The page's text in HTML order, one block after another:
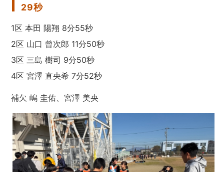
29秒
1区 本田 陽翔 8分55秒
2区 山口 曾次郎 11分50秒
3区 三島 樹司 9分50秒
4区 宮澤 直央希 7分52秒
補欠 嶋 圭佑、宮澤 美央